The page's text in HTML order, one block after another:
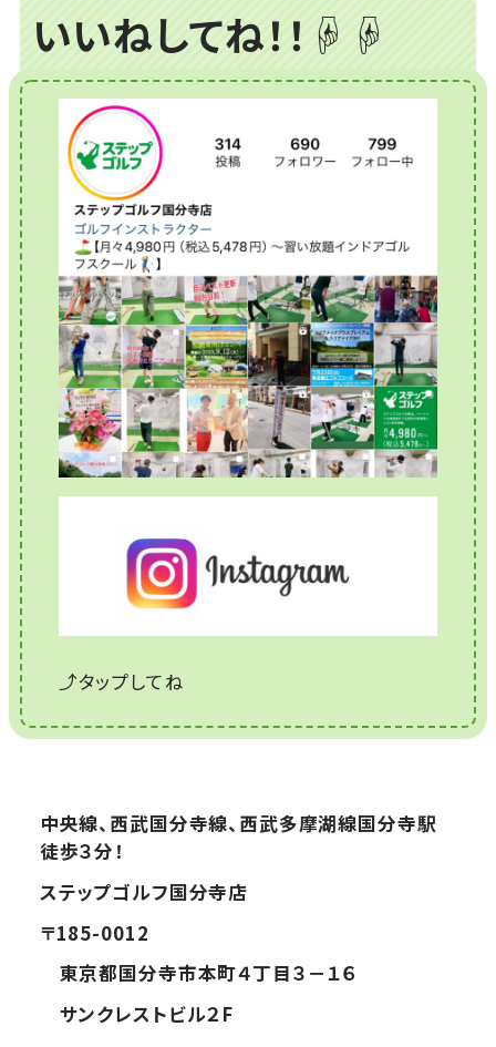
いいねしてね！！☟☟
⤴タップしてね
中央線、西武国分寺線、西武多摩湖線国分寺駅
徒歩３分！
ステップゴルフ国分寺店
〒185-0012
東京都国分寺市本町４丁目３－１６
サンクレストビル２F